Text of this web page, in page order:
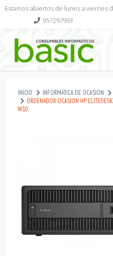
Estamos abiertos de lunes a viernes
957297993
INICIO INFORMATICA DE OCASION
ORDENADOR OCASION HP
W10